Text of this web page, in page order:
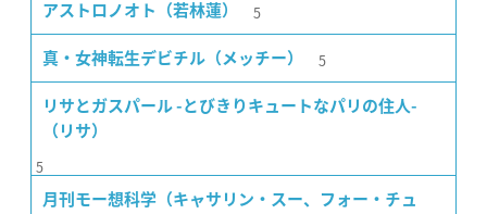
アストロノオト（若林蓮） 5
真・女神転生デビチル（メッチー） 5
リサとガスパール -とびきりキュートなパリの住人-
（リサ）
5
月刊モー想科学（キャサリン・スー、フォー・チュ